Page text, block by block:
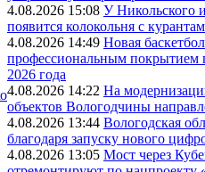
4.08.2026 15:08 У Никольского
появится колокольня с
4.08.2026 14:49 Новая
профессиональным покрытием
2026 года
4.08.2026 14:22 На
объектов Вологодчины
4.08.2026 13:44 Вологодская
благодаря запуску нового
4.08.2026 13:05 Мост через